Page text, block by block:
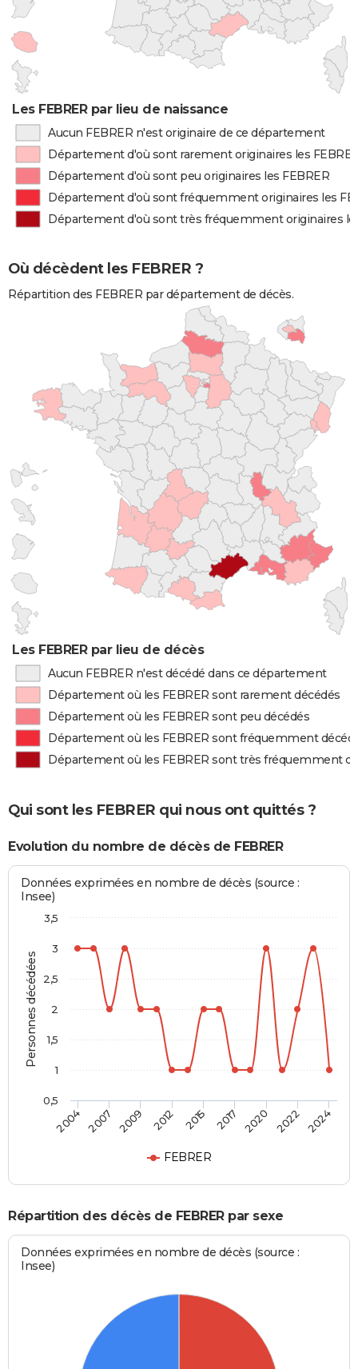
Les FEBRER par lieu de naissance
Aucun FEBRER n'est originaire de ce département
Département d'où sont rarement originaires les
Département d'où sont peu originaires les FEBRER
Département d'où sont fréquemment originaires les
Département d'où sont très fréquemment originaires
Où décèdent les FEBRER ?
Répartition des FEBRER par département de décès.
Les FEBRER par lieu de décès
Aucun FEBRER n'est décédé dans ce département
Département où les FEBRER sont rarement décédés
Département où les FEBRER sont peu décédés
Département où les FEBRER sont fréquemment
Département où les FEBRER sont très fréquemment
Qui sont les FEBRER qui nous ont quittés ?
Evolution du nombre de décès de FEBRER
Personnes décédées
Données exprimées en nombre de décès (source :
Insee)
FEBRER
2004 2007 2009 2012 2015 2017 2020 2022 2024
0,5
1
1,5
2
2,5
3
3,5
Répartition des décès de FEBRER par sexe
Données exprimées en nombre de décès (source :
Insee)